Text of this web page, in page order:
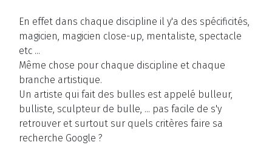
En effet dans chaque discipline il y'a des spécificités,
magicien, magicien close-up, mentaliste, spectacle
etc ...
Même chose pour chaque discipline et chaque
branche artistique.
Un artiste qui fait des bulles est appelé bulleur,
bulliste, sculpteur de bulle, ... pas facile de s'y
retrouver et surtout sur quels critères faire sa
recherche Google ?